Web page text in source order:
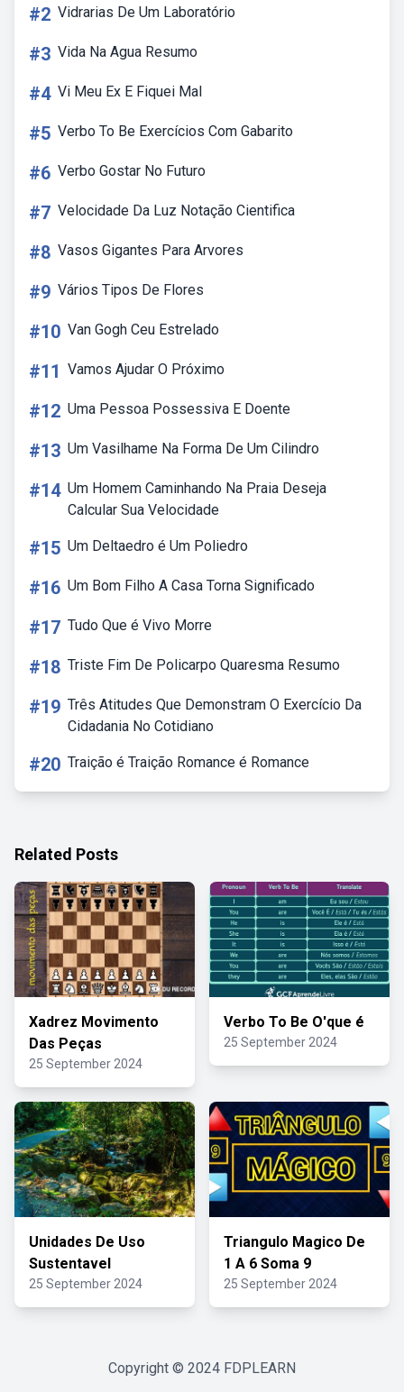
#2 Vidrarias De Um Laboratório
#3 Vida Na Agua Resumo
#4 Vi Meu Ex E Fiquei Mal
#5 Verbo To Be Exercícios Com Gabarito
#6 Verbo Gostar No Futuro
#7 Velocidade Da Luz Notação Cientifica
#8 Vasos Gigantes Para Arvores
#9 Vários Tipos De Flores
#10 Van Gogh Ceu Estrelado
#11 Vamos Ajudar O Próximo
#12 Uma Pessoa Possessiva E Doente
#13 Um Vasilhame Na Forma De Um Cilindro
#14 Um Homem Caminhando Na Praia Deseja
Calcular Sua Velocidade
#15 Um Deltaedro é Um Poliedro
#16 Um Bom Filho A Casa Torna Significado
#17 Tudo Que é Vivo Morre
#18 Triste Fim De Policarpo Quaresma Resumo
#19 Três Atitudes Que Demonstram O Exercício Da
Cidadania No Cotidiano
#20 Traição é Traição Romance é Romance
Related Posts
Xadrez Movimento
Das Peças
25 September 2024
Verbo To Be O'que é
25 September 2024
Unidades De Uso
Sustentavel
25 September 2024
Triangulo Magico De
1 A 6 Soma 9
25 September 2024
Copyright © 2024 FDPLEARN